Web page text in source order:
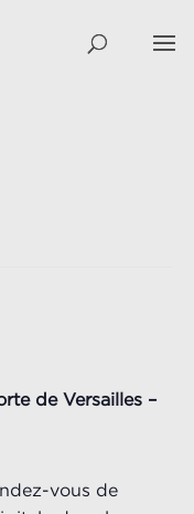
de Versailles –
vous de